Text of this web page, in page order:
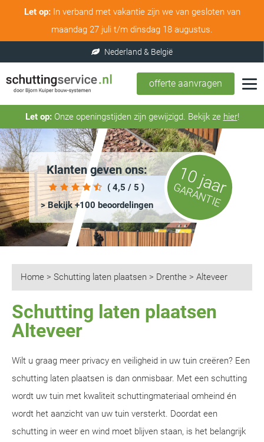
Let op:In verband met vakantie zijn we van gesloten van
maandag 27 juli t/m dinsdag 18 augustus.
offerte aanvragen
Let op:Onze openingstijden zijn gewijzigd. Bekijk ze hier!
Klanten geven ons:
( 4,5 / 5 )
> Bekijk +100 beoordelingen
10 jaar
GARANTIE
Home > Schutting laten plaatsen > Drenthe > Alteveer
Schutting laten plaatsen
Alteveer
Wilt u graag meer privacy en veiligheid in uw tuin creëren? Een
schutting laten plaatsen is dan onmisbaar. Met een schutting
wordt uw tuin met kwaliteit schuttingmateriaal omheind én
wordt het aanzicht van uw tuin versterkt. Doordat een
schutting in weer en wind moet blijven staan, is het belangrijk